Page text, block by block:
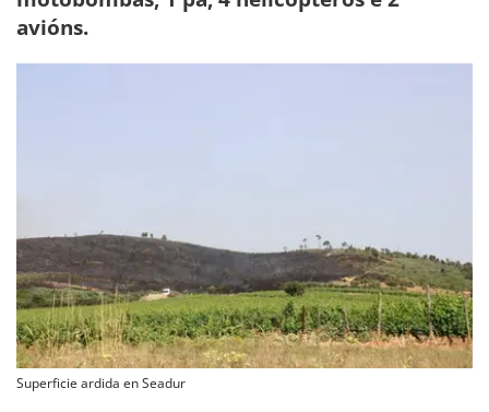
avións.
Superficie ardida en Seadur